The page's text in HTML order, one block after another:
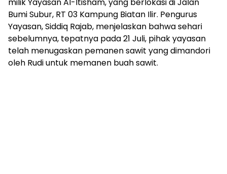
Bumi Subur, RT 03 Kampung Biatan Ilir. Pengurus
Yayasan, Siddiq Rajab, menjelaskan bahwa sehari
sebelumnya, tepatnya pada 21 Juli, pihak yayasan
telah menugaskan pemanen sawit yang dimandori
oleh Rudi untuk memanen buah sawit.